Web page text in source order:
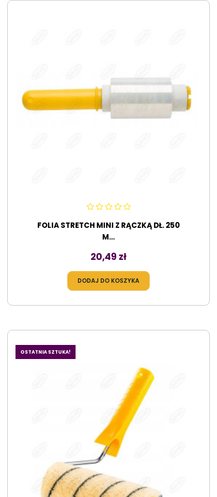
FOLIA STRETCH MINI Z RĄCZKĄ DŁ. 250
M...
Cena
20,49 zł
DODAJ DO KOSZYKA
OSTATNIA SZTUKA!